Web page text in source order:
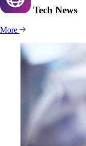
Tech News
More